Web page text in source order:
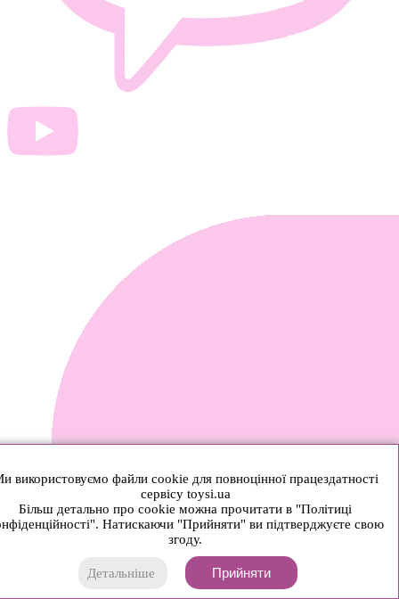
використовуємо файли cookie для повноцінної працездатності
сервісу toysi.ua
Більш детально про cookie можна прочитати в "Політиці
Натискаючи "Прийняти" ви підтверджуєте свою
згоду.
Детальніше Прийняти